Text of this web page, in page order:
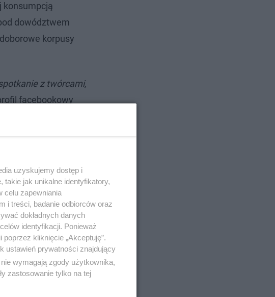
konsumpcją
dowództwem
korpusy
z twórcami,
facebookowy
uzyskujemy dostęp i
jak unikalne identyfikatory,
celu zapewniania
i treści, badanie odbiorców oraz
dokładnych danych
identyfikacji. Ponieważ
kliknięcie „Akceptuję”.
ustawień prywatności znajdujący
wymagają zgody użytkownika,
zastosowanie tylko na tej